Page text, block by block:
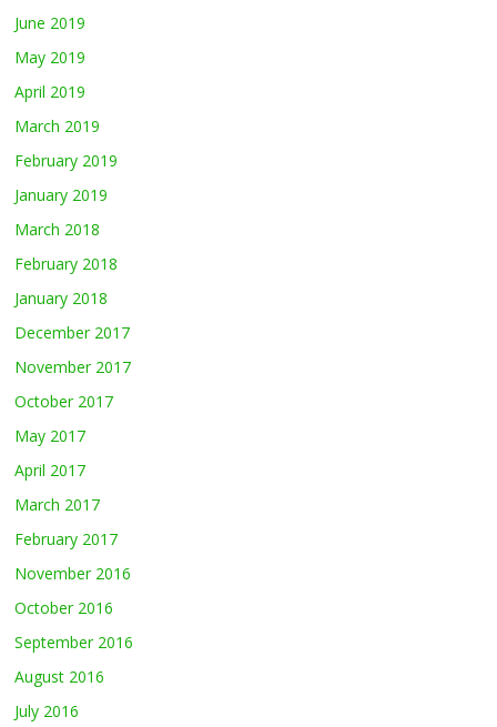
June 2019
May 2019
April 2019
March 2019
February 2019
January 2019
March 2018
February 2018
January 2018
December 2017
November 2017
October 2017
May 2017
April 2017
March 2017
February 2017
November 2016
October 2016
September 2016
August 2016
July 2016